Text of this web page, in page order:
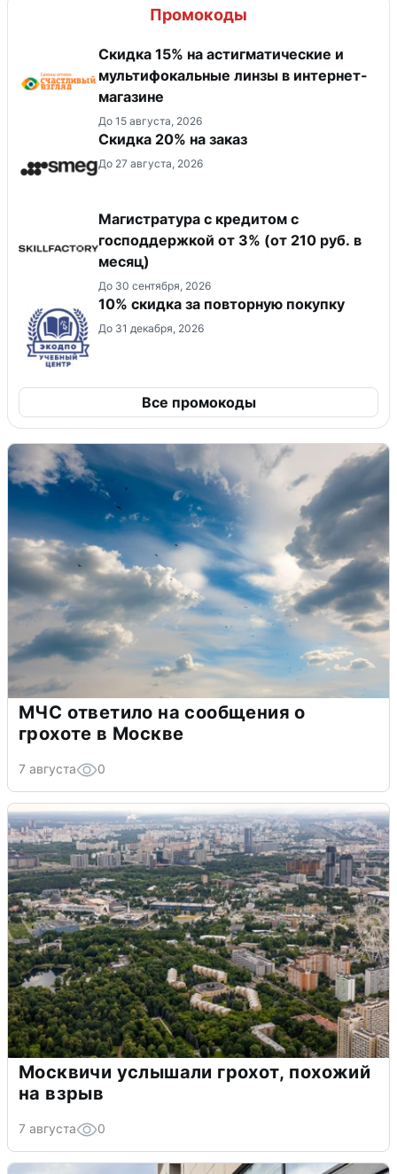
Промокоды
Скидка 15% на астигматические и
мультифокальные линзы в интернет-
магазине
До 15 августа, 2026
Скидка 20% на заказ
До 27 августа, 2026
Магистратура с кредитом с
господдержкой от 3% (от 210 руб. в
месяц)
До 30 сентября, 2026
10% скидка за повторную покупку
До 31 декабря, 2026
Все промокоды
МЧС ответило на сообщения о
грохоте в Москве
7 августа 0
Москвичи услышали грохот, похожий
на взрыв
7 августа 0